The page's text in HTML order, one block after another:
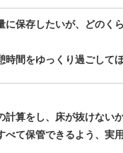
に保存したいが、どのく
間をゆっくり過ごして
算をし、床が抜けない
て保管できるよう、実